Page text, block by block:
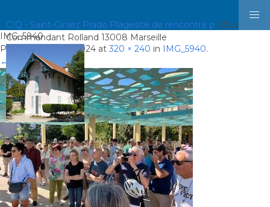
CIQ - Saint-Giniez Prado Plagesite de rencontre p 125 rue du
Commandant Rolland 13008 Marseille
IMG_5940
Published
5 juillet 2024 at 320 × 240 in IMG_5940.
← Previous Next →